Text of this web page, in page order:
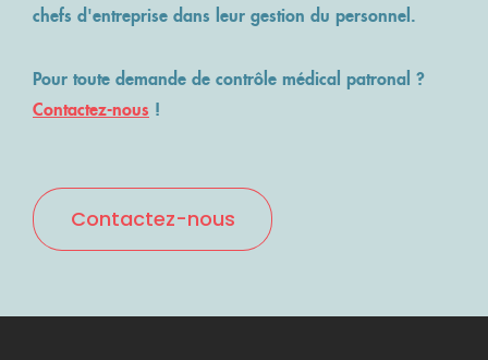
chefs d'entreprise dans leur gestion du personnel.
Pour toute demande de contrôle médical patronal ?
Contactez-nous !
Contactez-nous